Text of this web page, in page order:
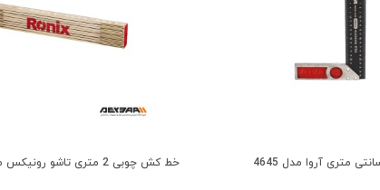
خط کش چوبی 2 متری تاشو رونیکس مدل RH-9715